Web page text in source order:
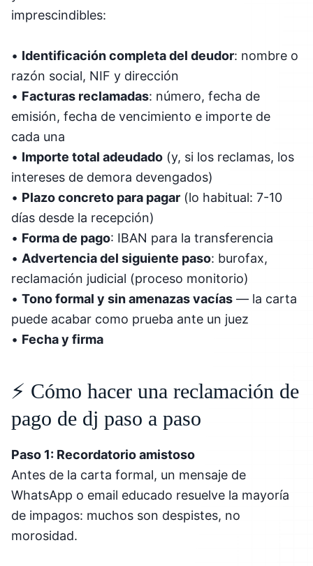
imprescindibles:
• Identificación completa del deudor: nombre o
razón social, NIF y dirección
• Facturas reclamadas: número, fecha de
emisión, fecha de vencimiento e importe de
cada una
• Importe total adeudado (y, si los reclamas, los
intereses de demora devengados)
• Plazo concreto para pagar (lo habitual: 7-10
días desde la recepción)
• Forma de pago: IBAN para la transferencia
• Advertencia del siguiente paso: burofax,
reclamación judicial (proceso monitorio)
• Tono formal y sin amenazas vacías — la carta
puede acabar como prueba ante un juez
• Fecha y firma
⚡ Cómo hacer una reclamación de
pago de dj paso a paso
Paso 1: Recordatorio amistoso
Antes de la carta formal, un mensaje de
WhatsApp o email educado resuelve la mayoría
de impagos: muchos son despistes, no
morosidad.